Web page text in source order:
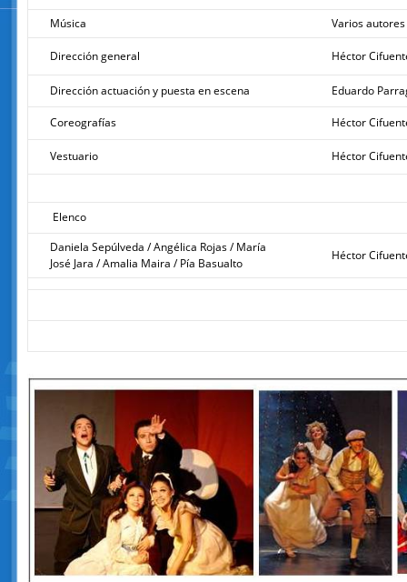
Música Varios autores
Dirección general Héctor
Dirección actuación y puesta en escena Eduardo
Coreografías Héctor
Vestuario Héctor
Elenco
Daniela Sepúlveda / Angélica Rojas / María
José Jara / Amalia Maira / Pía Basualto
Héctor